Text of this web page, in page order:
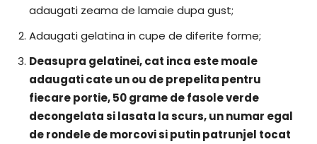
adaugati zeama de lamaie dupa gust;
Adaugati gelatina in cupe de diferite forme;
Deasupra gelatinei, cat inca este moale
adaugati cate un ou de prepelita pentru
fiecare portie, 50 grame de fasole verde
decongelata si lasata la scurs, un numar egal
de rondele de morcovi si putin patrunjel tocat